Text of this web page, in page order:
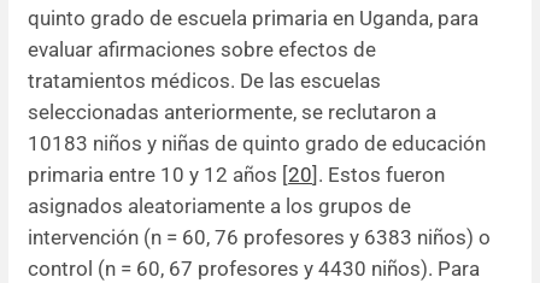
quinto grado de escuela primaria en Uganda, para
evaluar afirmaciones sobre efectos de
tratamientos médicos. De las escuelas
seleccionadas anteriormente, se reclutaron a
10183 niños y niñas de quinto grado de educación
primaria entre 10 y 12 años [20]. Estos fueron
asignados aleatoriamente a los grupos de
intervención (n = 60, 76 profesores y 6383 niños) o
control (n = 60, 67 profesores y 4430 niños). Para